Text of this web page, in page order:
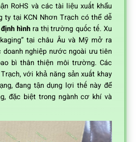
RoHS và các tài liệu xuất khẩu
ty tại KCN Nhơn Trạch có thể dễ
hìnhra thị trường quốc tế. Xu
tại châu Âu và Mỹ mở ra
nghiệp nước ngoài ưu tiên
bì thân thiện môi trường. Các
với khả năng sản xuất khay
đang tận dụng lợi thế này để
đặc biệt trong ngành cơ khí và